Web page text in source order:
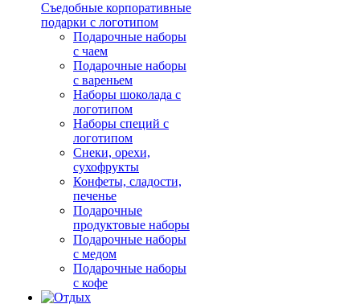
Съедобные корпоративные
подарки с логотипом
Подарочные наборы
с чаем
Подарочные наборы
с вареньем
Наборы шоколада с
логотипом
Наборы специй с
логотипом
Снеки, орехи,
сухофрукты
Конфеты, сладости,
печенье
Подарочные
продуктовые наборы
Подарочные наборы
с медом
Подарочные наборы
с кофе